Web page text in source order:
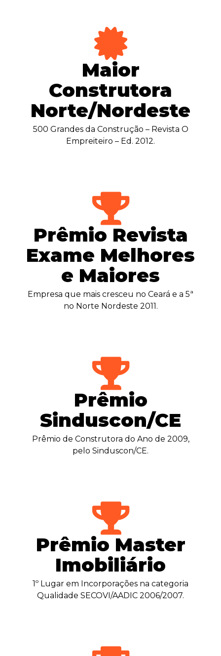
Maior
Construtora
Norte/Nordeste
500 Grandes da Construção – Revista O
Empreiteiro – Ed. 2012.
Prêmio Revista
Exame Melhores
e Maiores
Empresa que mais cresceu no Ceará e a 5ª
no Norte Nordeste 2011.
Prêmio
Sinduscon/CE
Prêmio de Construtora do Ano de 2009,
pelo Sinduscon/CE.
Prêmio Master
Imobiliário
1º Lugar em Incorporações na categoria
Qualidade SECOVI/AADIC 2006/2007.